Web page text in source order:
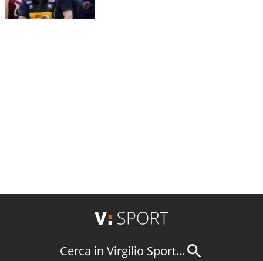
Cerca in Virgilio Sport...